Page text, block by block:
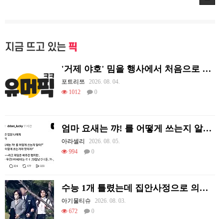
지금 뜨고 있는 픽
'거제 야호' 밈을 행사에서 처음으로 체감하는 리센느
포트리쯔
2026. 08. 04.
1012
0
엄마 요새는 꺄! 를 어떻게 쓰는지 알아?
아라셀리
2026. 08. 05.
994
0
수능 1개 틀렸는데 집안사정으로 의대를 못감
아기물티슈
2026. 08. 03.
672
0